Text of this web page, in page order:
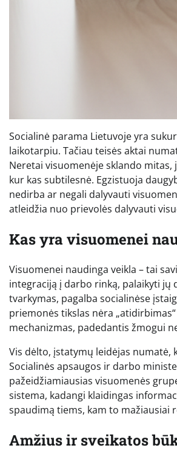
Socialinė parama Lietuvoje yra
laikotarpiu. Tačiau teisės aktai
Neretai visuomenėje sklando
kur kas subtilesnė. Egzistuoja
nedirba ar negali dalyvauti
atleidžia nuo prievolės dalyvauti
Kas yra visuomenei
Visuomenei naudinga veikla – tai
integraciją į darbo rinką, palaikyti
tvarkymas, pagalba socialinėse
priemonės tikslas nėra
mechanizmas, padedantis žmogui
Vis dėlto, įstatymų leidėjas numatė,
Socialinės apsaugos ir darbo
pažeidžiamiausias visuomenės
sistema, kadangi klaidingas
spaudimą tiems, kam to mažiausiai
Amžius ir sveikatos